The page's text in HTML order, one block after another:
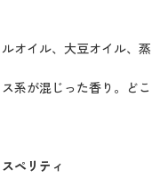
オイル、大豆オイル、蒸
系が混じった香り。どこ
ペリティ